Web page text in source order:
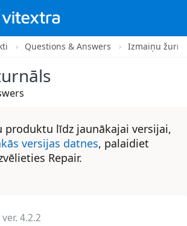
X
Questions & Answers Izmaiņu
produktu līdz jaunākajai versijai,
versijas datnes, palaidiet
Repair.
ver. 4.2.2